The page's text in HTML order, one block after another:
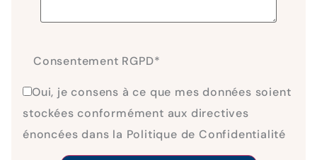
Consentement RGPD*
Oui, je consens à ce que mes données soient
stockées conformément aux directives
énoncées dans la Politique de Confidentialité